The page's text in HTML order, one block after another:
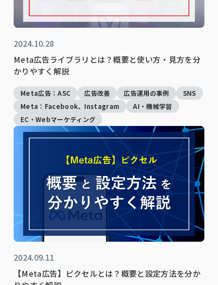
2024.10.28
Meta広告ライブラリとは？概要と使い方・見方を分
かりやすく解説
Meta広告：ASC 広告改善 広告運用の事例
SNS
Meta：Facebook、Instagram
AI・機械学習
EC・Webマーケティング
2024.09.11
【Meta広告】ピクセルとは？概要と設定方法を分か